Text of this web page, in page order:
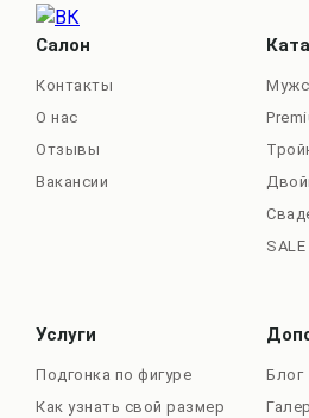
Салон
Контакты
О нас
Отзывы
Вакансии
SALE
Услуги
Подгонка по фигуре
Как узнать свой размер
Блог